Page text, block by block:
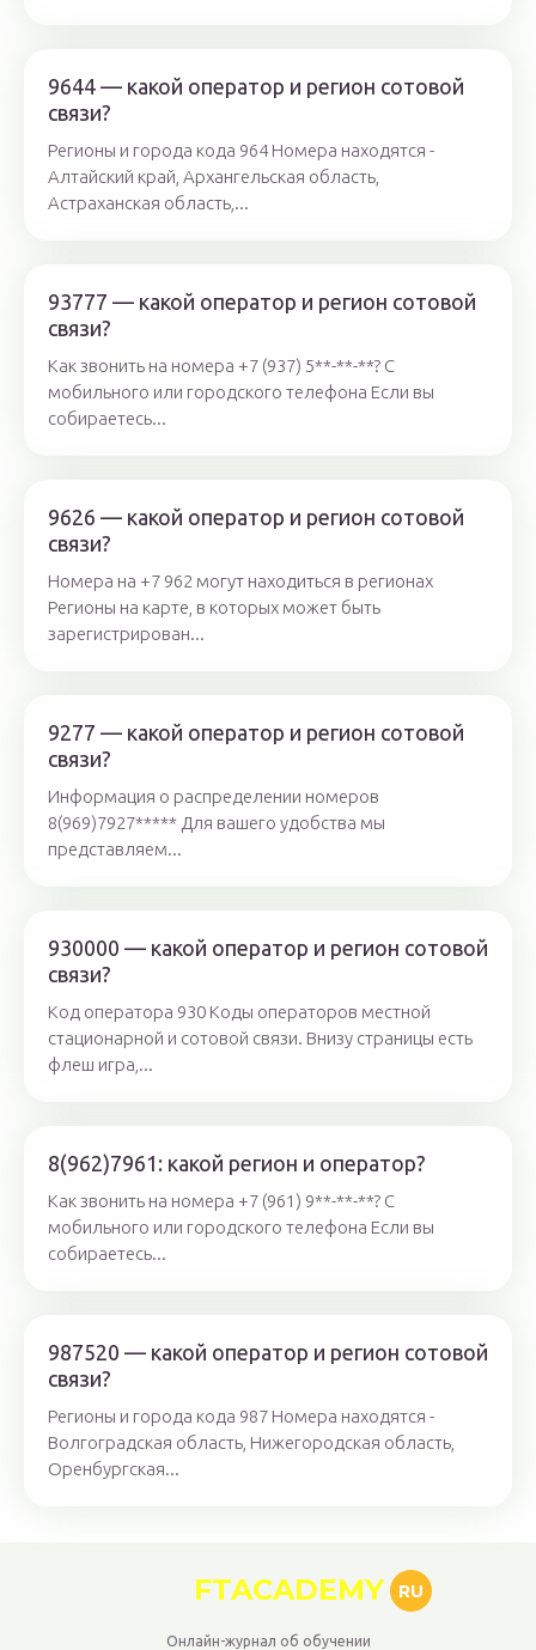
9644 — какой оператор и регион сотовой
связи?
Регионы и города кода 964 Номера находятся -
Алтайский край, Архангельская область,
Астраханская область,...
93777 — какой оператор и регион сотовой
связи?
Как звонить на номера +7 (937) 5**-**-**? С
мобильного или городского телефона Если вы
собираетесь...
9626 — какой оператор и регион сотовой
связи?
Номера на +7 962 могут находиться в регионах
Регионы на карте, в которых может быть
зарегистрирован...
9277 — какой оператор и регион сотовой
связи?
Информация о распределении номеров
8(969)7927***** Для вашего удобства мы
представляем...
930000 — какой оператор и регион сотовой
связи?
Код оператора 930 Коды операторов местной
стационарной и сотовой связи. Внизу страницы есть
флеш игра,...
8(962)7961: какой регион и оператор?
Как звонить на номера +7 (961) 9**-**-**? С
мобильного или городского телефона Если вы
собираетесь...
987520 — какой оператор и регион сотовой
связи?
Регионы и города кода 987 Номера находятся -
Волгоградская область, Нижегородская область,
Оренбургская...
FTACADEMY RU
Онлайн-журнал об обучении